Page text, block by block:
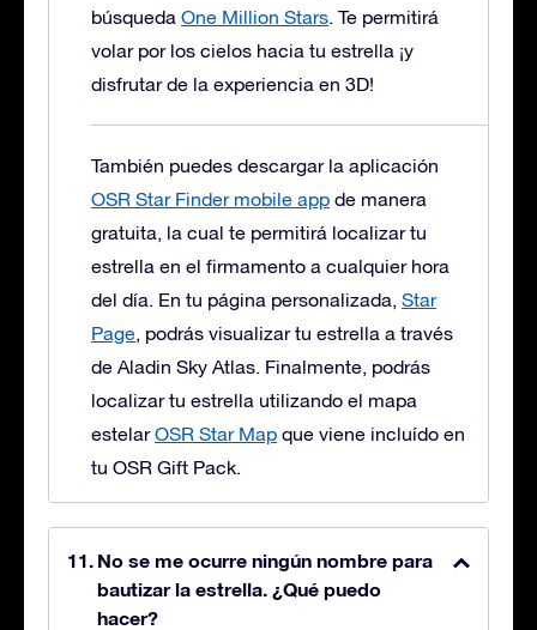
búsqueda One Million Stars. Te permitirá
volar por los cielos hacia tu estrella ¡y
disfrutar de la experiencia en 3D!
También puedes descargar la aplicación
OSR Star Finder mobile app de manera
gratuita, la cual te permitirá localizar tu
estrella en el firmamento a cualquier hora
del día. En tu página personalizada, Star
Page, podrás visualizar tu estrella a través
de Aladin Sky Atlas. Finalmente, podrás
localizar tu estrella utilizando el mapa
estelarOSR Star Map que viene incluído en
tu OSR Gift Pack.
No se me ocurre ningún nombre para
bautizar la estrella. ¿Qué puedo
hacer?